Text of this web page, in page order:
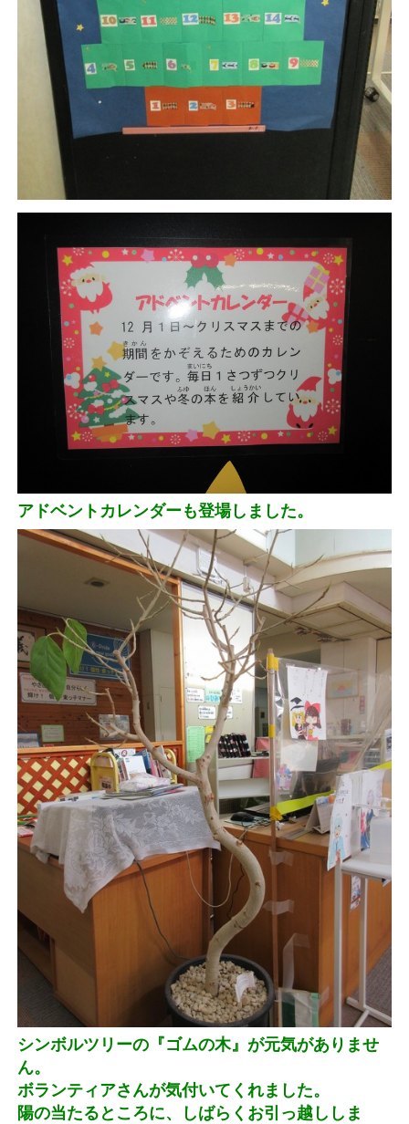
アドベントカレンダーも登場しました。
シンボルツリーの『ゴムの木』が元気がありませ
ん。
ボランティアさんが気付いてくれました。
陽の当たるところに、しばらくお引っ越ししま